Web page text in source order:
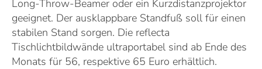
Long-Throw-Beamer oder ein Kurzdistanzprojektor
geeignet. Der ausklappbare Standfuß soll für einen
stabilen Stand sorgen. Die reflecta
Tischlichtbildwände ultraportabel sind ab Ende des
Monats für 56, respektive 65 Euro erhältlich.